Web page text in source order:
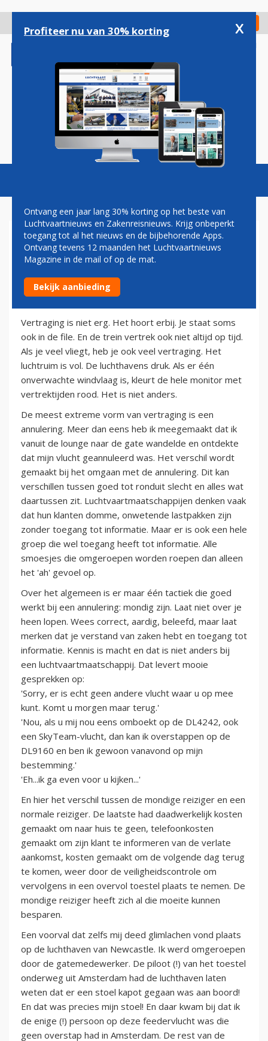
gaan
Check in
Magazine Podcasts Vacatures
MICHIEL DE NEEF:
ANNULERING
16 maart 2011
Vertraging is niet erg. Het hoort erbij. Je staat soms
ook in de file. En de trein vertrek ook niet altijd op tijd.
Als je veel vliegt, heb je ook veel vertraging. Het
luchtruim is vol. De luchthavens druk. Als er één
onverwachte windvlaag is, kleurt de hele monitor met
vertrektijden rood. Het is niet anders.
De meest extreme vorm van vertraging is een
annulering. Meer dan eens heb ik meegemaakt dat ik
vanuit de lounge naar de gate wandelde en ontdekte
dat mijn vlucht geannuleerd was. Het verschil wordt
gemaakt bij het omgaan met de annulering. Dit kan
verschillen tussen goed tot ronduit slecht en alles wat
daartussen zit. Luchtvaartmaatschappijen denken vaak
dat hun klanten domme, onwetende lastpakken zijn
zonder toegang tot informatie. Maar er is ook een hele
groep die wel toegang heeft tot informatie. Alle
smoesjes die omgeroepen worden roepen dan alleen
het 'ah' gevoel op.
Over het algemeen is er maar één tactiek die goed
werkt bij een annulering: mondig zijn. Laat niet over je
heen lopen. Wees correct, aardig, beleefd, maar laat
merken dat je verstand van zaken hebt en toegang tot
informatie. Kennis is macht en dat is niet anders bij
een luchtvaartmaatschappij. Dat levert mooie
gesprekken op:
'Sorry, er is echt geen andere vlucht waar u op mee
kunt. Komt u morgen maar terug.'
'Nou, als u mij nou eens omboekt op de DL4242, ook
een SkyTeam-vlucht, dan kan ik overstappen op de
DL9160 en ben ik gewoon vanavond op mijn
bestemming.'
'Eh...ik ga even voor u kijken...'
En hier het verschil tussen de mondige reiziger en een
normale reiziger. De laatste had daadwerkelijk kosten
gemaakt om naar huis te geen, telefoonkosten
gemaakt om zijn klant te informeren van de verlate
aankomst, kosten gemaakt om de volgende dag terug
te komen, weer door de veiligheidscontrole om
vervolgens in een overvol toestel plaats te nemen. De
mondige reiziger heeft zich al die moeite kunnen
besparen.
Een voorval dat zelfs mij deed glimlachen vond plaats
op de luchthaven van Newcastle. Ik werd omgeroepen
door de gatemedewerker. De piloot (!) van het toestel
onderweg uit Amsterdam had de luchthaven laten
weten dat er een stoel kapot gegaan was aan boord!
En dat was precies mijn stoel! En daar kwam bij dat ik
de enige (!) persoon op deze feedervlucht was die
geen overstap had in Amsterdam. De rest van de
Profiteer nu van 30% korting x
Ontvang een jaar lang 30% korting op het beste van
Luchtvaartnieuws en Zakenreisnieuws. Krijg onbeperkt
toegang tot al het nieuws en de bijbehorende Apps.
Ontvang tevens 12 maanden het Luchtvaartnieuws
Magazine in de mail of op de mat.
Bekijk aanbieding